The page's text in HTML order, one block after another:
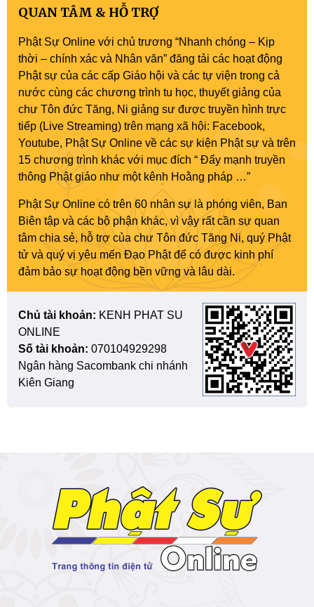
QUAN TÂM & HỖ TRỢ
Phật Sự Online với chủ trương “Nhanh chóng – Kịp
thời – chính xác và Nhân văn” đăng tải các hoạt động
Phật sự của các cấp Giáo hội và các tự viện trong cả
nước cùng các chương trình tu học, thuyết giảng của
chư Tôn đức Tăng, Ni giảng sư được truyền hình trực
tiếp (Live Streaming) trên mạng xã hội: Facebook,
Youtube, Phật Sự Online về các sự kiện Phật sự và trên
15 chương trình khác với mục đích “ Đẩy mạnh truyền
thông Phật giáo như một kênh Hoằng pháp …”
Phật Sự Online có trên 60 nhân sự là phóng viên, Ban
Biên tập và các bộ phận khác, vì vậy rất cần sự quan
tâm chia sẻ, hỗ trợ của chư Tôn đức Tăng Ni, quý Phật
tử và quý vị yêu mến Đạo Phật để có được kinh phí
đảm bảo sự hoạt động bền vững và lâu dài.
Chủ tài khoản: KENH PHAT SU
ONLINE
Số tài khoản: 070104929298
Ngân hàng Sacombank chi nhánh
Kiên Giang